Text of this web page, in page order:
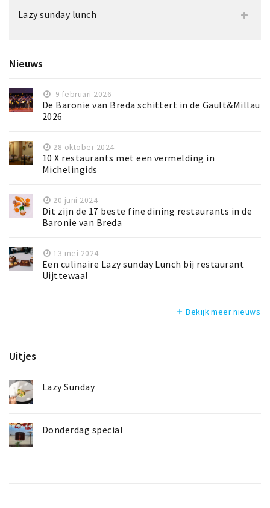
Lazy sunday lunch
Nieuws
9 februari 2026
De Baronie van Breda schittert in de Gault&Millau
2026
28 oktober 2024
10 X restaurants met een vermelding in
Michelingids
20 juni 2024
Dit zijn de 17 beste fine dining restaurants in de
Baronie van Breda
13 mei 2024
Een culinaire Lazy sunday Lunch bij restaurant
Uijttewaal
add Bekijk meer nieuws
Uitjes
Lazy Sunday
Donderdag special